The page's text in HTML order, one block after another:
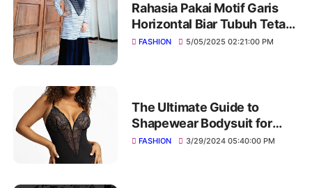
Rahasia Pakai Motif Garis
Horizontal Biar Tubuh Tetap
Terlihat Langsing
FASHION 5/05/2025 02:21:00 PM
The Ultimate Guide to
Shapewear Bodysuit for
Every Season
FASHION 3/29/2024 05:40:00 PM